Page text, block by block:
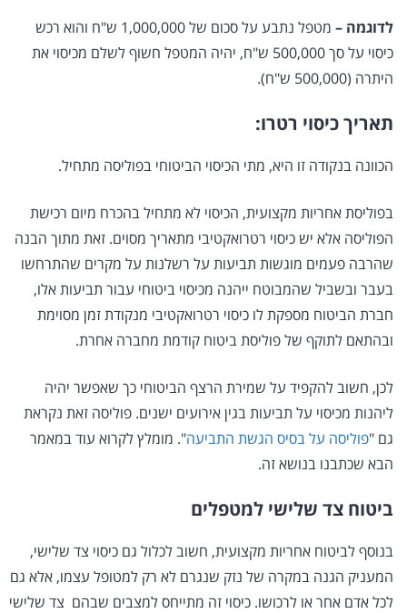
לדוגמה –
מטפל נתבע על סכום של 1,000,000 ש"ח והוא רכש
כיסוי על סך 500,000 ש"ח, יהיה המטפל חשוף לשלם מכיסוי את
היתרה (500,000 ש"ח).
תאריך כיסוי רטרו:
הכוונה בנקודה זו היא, מתי הכיסוי הביטוחי בפוליסה מתחיל.
בפוליסת אחריות מקצועית, הכיסוי לא מתחיל בהכרח מיום רכישת
הפוליסה אלא יש כיסוי רטרואקטיבי מתאריך מסוים. זאת מתוך הבנה
שהרבה פעמים מוגשות תביעות על רשלנות על מקרים שהתרחשו
בעבר ובשביל שהמבוטח ייהנה מכיסוי ביטוחי עבור תביעות אלו,
חברת הביטוח מספקת לו כיסוי רטרואקטיבי מנקודת זמן מסוימת
ובהתאם לתוקף של פוליסת ביטוח קודמת מחברה אחרת.
לכן, חשוב להקפיד על שמירת הרצף הביטוחי כך שאפשר יהיה
ליהנות מכיסוי על תביעות בגין אירועים ישנים. פוליסה זאת נקראת
גם "פוליסה על בסיס הגשת התביעה". מומלץ לקרוא עוד במאמר
הבא שכתבנו בנושא זה.
ביטוח צד שלישי למטפלים
בנוסף לביטוח אחריות מקצועית, חשוב לכלול גם כיסוי צד שלישי,
המעניק הגנה במקרה של נזק שנגרם לא רק למטופל עצמו, אלא גם
לכל אדם אחר או לרכושו. כיסוי זה מתייחס למצבים שבהם צד שלישי